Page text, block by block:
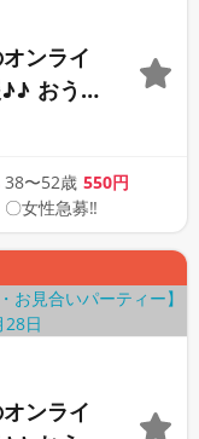
ンライ
おう
が対象
38〜52歳 550円
〇女性急募‼
ンライ